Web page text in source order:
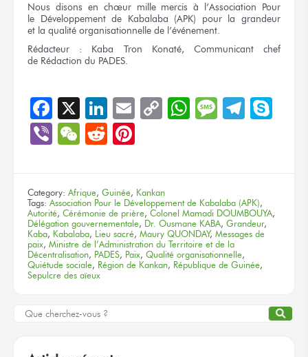
Nous disons en chœurmille mercisà l’Association Pour
le Développement de Kabalaba (APK) pour la grandeur
et la qualité organisationnelle de l’événement.
Rédacteur : Kaba Tron Konaté, Communicant chef
de Rédaction du PADES.
Facebook
X LinkedIn
EmailCopyWhatsApp
Message
ViberWeChat
Reddit
Category: Afrique, Guinée, Kankan
Tags: Association Pour le Développement de Kabalaba (APK),
Autorité, Cérémonie de prière, Colonel Mamadi DOUMBOUYA,
Délégation gouvernementale, Dr. Ousmane KABA, Grandeur,
Kaba, Kabalaba, Lieu sacré, Maury QUONDAY, Messages de
paix, Ministre de l’Administration du Territoire et de la
Décentralisation, PADES, Paix, Qualité organisationnelle,
Quiétude sociale, Région de Kankan, République de Guinée,
Sepulcre des aïeux